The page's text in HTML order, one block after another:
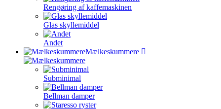
Rengøring af kaffemaskinen
Glas skyllemiddel
Andet
Mælkeskummere
Subminimal
Bellman damper